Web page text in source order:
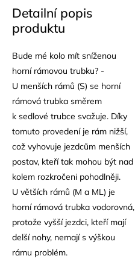
Detailní popis
produktu
Bude mé kolo mít sníženou
horní rámovou trubku? -
U menších rámů (S) se horní
rámová trubka směrem
k sedlové trubce svažuje. Díky
tomuto provedení je rám nižší,
což vyhovuje jezdcům menších
postav, kteří tak mohou být nad
kolem rozkročeni pohodlněji.
U větších rámů (M a ML) je
horní rámová trubka vodorovná,
protože vyšší jezdci, kteří mají
delší nohy, nemají s výškou
rámu problém.